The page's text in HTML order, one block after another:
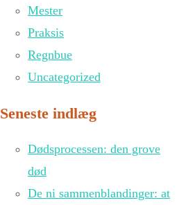
Mester
Praksis
Regnbue
Uncategorized
Seneste indlæg
Dødsprocessen: den grove
død
De ni sammenblandinger: at